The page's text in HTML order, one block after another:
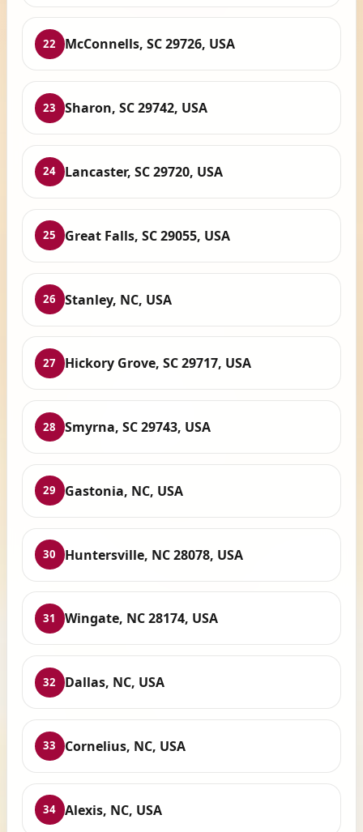
22 McConnells, SC 29726, USA
23 Sharon, SC 29742, USA
24 Lancaster, SC 29720, USA
25 Great Falls, SC 29055, USA
26 Stanley, NC, USA
27 Hickory Grove, SC 29717, USA
28 Smyrna, SC 29743, USA
29 Gastonia, NC, USA
30 Huntersville, NC 28078, USA
31 Wingate, NC 28174, USA
32 Dallas, NC, USA
33 Cornelius, NC, USA
34 Alexis, NC, USA